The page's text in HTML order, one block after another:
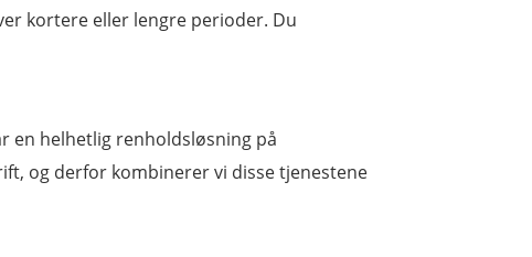
kortere eller lengre perioder. Du
en helhetlig renholdsløsning på
og derfor kombinerer vi disse tjenestene